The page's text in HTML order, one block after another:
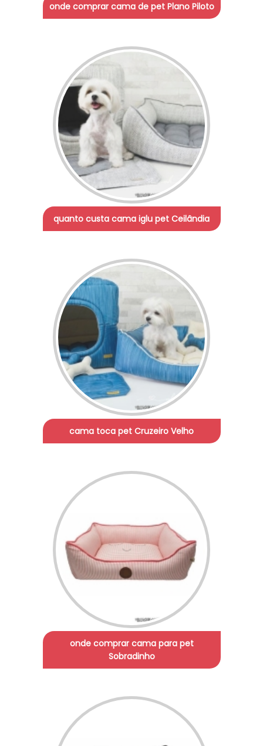
onde comprar cama de pet Plano Piloto
quanto custa cama iglu pet Ceilândia
cama toca pet Cruzeiro Velho
onde comprar cama para pet
Sobradinho